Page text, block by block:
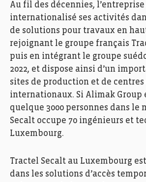
Au fil des décennies,
internationalisé ses activités
de solutions pour travaux en
rejoignant le groupe français
puis en intégrant le groupe
2022, et dispose ainsi d’un
sites de production et de centres
internationaux. Si Alimak Group
quelque 3000 personnes dans le
Secalt occupe 70 ingénieurs et
Luxembourg.
Tractel Secalt au Luxembourg
dans les solutions d’accès